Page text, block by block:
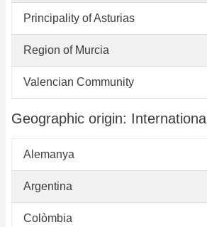
Principality of Asturias
Region of Murcia
Valencian Community
Geographic origin: International
Alemanya
Argentina
Colòmbia